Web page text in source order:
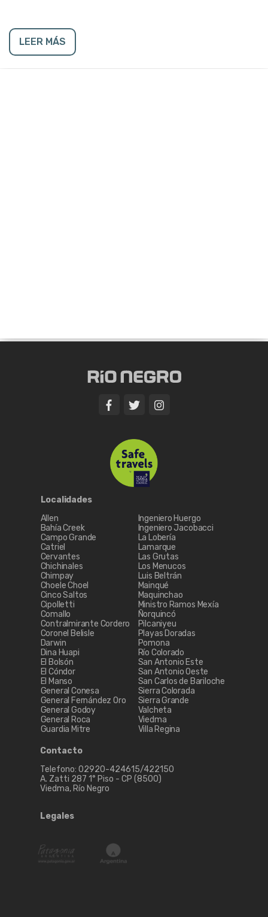
Es el sitio emblemático para las fotos de los turistas.
https://www.generalroca.gov.ar/turismo/hace-turismo-
LEER MÁS
Localidades
Allen
Bahía Creek
Campo Grande
Catriel
Cervantes
Chichinales
Chimpay
Choele Choel
Cinco Saltos
Cipolletti
Comallo
Contralmirante Cordero
Coronel Belisle
Darwin
Dina Huapi
El Bolsón
El Cóndor
El Manso
General Conesa
General Fernández Oro
General Godoy
General Roca
Guardia Mitre
Ingeniero Huergo
Ingeniero Jacobacci
La Lobería
Lamarque
Las Grutas
Los Menucos
Luis Beltrán
Mainqué
Maquinchao
Ministro Ramos Mexía
Ñorquincó
Pilcaniyeu
Playas Doradas
Pomona
Río Colorado
San Antonio Este
San Antonio Oeste
San Carlos de Bariloche
Sierra Colorada
Sierra Grande
Valcheta
Viedma
Villa Regina
Contacto
Telefono: 02920-424615/422150
A. Zatti 287 1° Piso - CP (8500)
Viedma, Río Negro
Legales